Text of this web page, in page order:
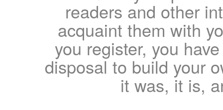
readers and other
acquaint them with
you register, you
disposal to build your
it was, it is,